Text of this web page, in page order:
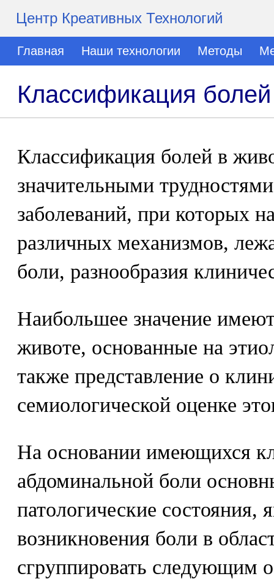
Центр Креативных Технологий
Главная Наши технологии Методы
Классификация
Классификация болей в
значительными
заболеваний, при которых
различных механизмов,
боли, разнообразия
Наибольшее значение
животе, основанные на
также представление о
семиологической оценке
На основании имеющихся
абдоминальной боли
патологические
возникновения боли в
сгруппировать следующим